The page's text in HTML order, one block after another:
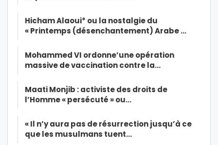
Hicham Alaoui* ou la nostalgie du
« Printemps (désenchantement) Arabe …
Mohammed VI ordonne’une opération
massive de vaccination contre la…
Maati Monjib : activiste des droits de
l’Homme « persécuté » ou…
« Il n’y aura pas de résurrection jusqu’à ce
que les musulmans tuent…